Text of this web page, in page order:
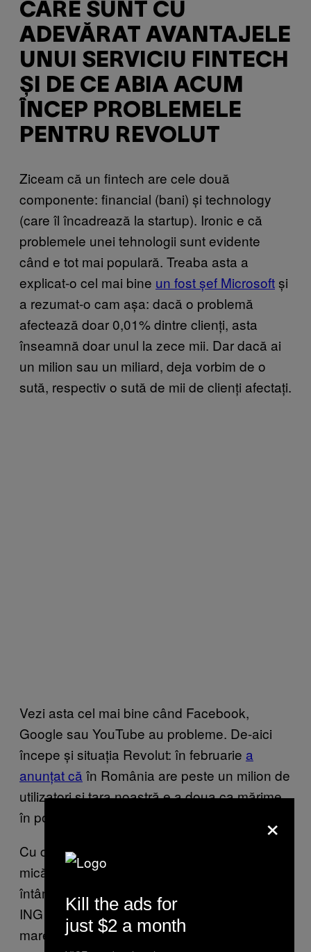
CARE SUNT CU
ADEVĂRAT AVANTAJELE
UNUI SERVICIU FINTECH
ȘI DE CE ABIA ACUM
ÎNCEP PROBLEMELE
PENTRU REVOLUT
Ziceam că un fintech are cele două
componente: financial (bani) și technology
(care îl încadrează la startup). Ironic e că
problemele unei tehnologii sunt evidente
când e tot mai populară. Treaba asta a
explicat-o cel mai bine un fost șef Microsoftși
a rezumat-o cam așa: dacă o problemă
afectează doar 0,01% dintre clienți, asta
înseamnă doar unul la zece mii. Dar dacă ai
un milion sau un miliard, deja vorbim de o
sută, respectiv o sută de mii de clienți afectați.
Vezi asta cel mai bine când Facebook,
Google sau YouTube au probleme. De-aici
începe și situația Revolut: în februarie a
anunțat că în România are peste un milion de
utilizatori și țara noastră e a doua ca mărime
în portofoliul său.
Cu cât serviciul e mai popular, cu atât orice
mică problemă e mai vizibilă. Și asta se
întâmplă deja în sistemul bancar tradițional cu
ING Bank. Când îi pică sistemul, gălăgia e
mare. Pentru că, pe de o parte, a mizat
×
Kill the ads for
just $2 a month